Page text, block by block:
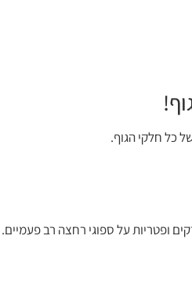
כל חלקי הגוף.
ופטריות על ספוגי רחצה רב פעמיים.